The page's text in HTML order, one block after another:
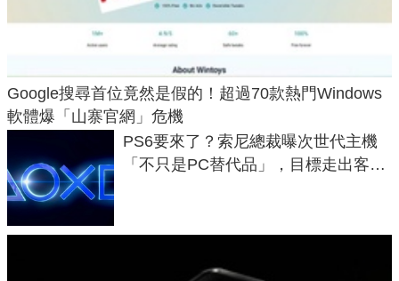
Google搜尋首位竟然是假的！超過70款熱門Windows
軟體爆「山寨官網」危機
PS6要來了？索尼總裁曝次世代主機
「不只是PC替代品」，目標走出客